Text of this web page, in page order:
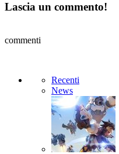
Lascia un commento!
commenti
Recenti
News